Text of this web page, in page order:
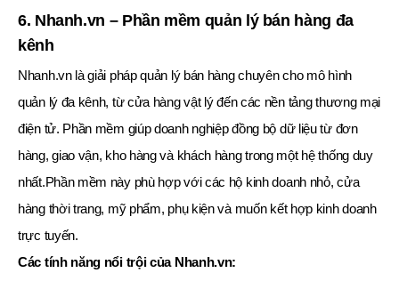
6. Nhanh.vn – Phần mềm quản lý bán hàng đa
kênh
Nhanh.vn là giải pháp quản lý bán hàng chuyên cho mô hình
quản lý đa kênh, từ cửa hàng vật lý đến các nền tảng thương mại
điện tử. Phần mềm giúp doanh nghiệp đồng bộ dữ liệu từ đơn
hàng, giao vận, kho hàng và khách hàng trong một hệ thống duy
nhất.Phần mềm này phù hợp với các hộ kinh doanh nhỏ, cửa
hàng thời trang, mỹ phẩm, phụ kiện và muốn kết hợp kinh doanh
trực tuyến.
Các tính năng nổi trội của Nhanh.vn: